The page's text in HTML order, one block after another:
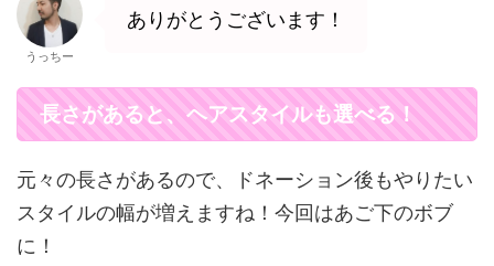
うっちー
ありがとうございます！
長さがあると、ヘアスタイルも選べる！
元々の長さがあるので、ドネーション後もやりたい
スタイルの幅が増えますね！今回はあご下のボブ
に！